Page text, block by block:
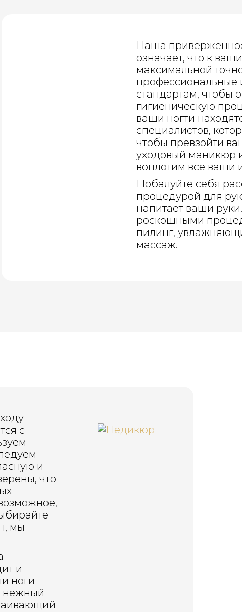
Наша
означает, что к
максимальной
профессиональные
стандартам, чтобы
гигиеническую
ваши ногти
специалистов,
чтобы превзойти
уходовый маникюр
воплотим все ваши
Побалуйте себя
процедурой для
напитает ваши
роскошными
пилинг,
массаж.
с
и
что
мы
и
ноги
нежный